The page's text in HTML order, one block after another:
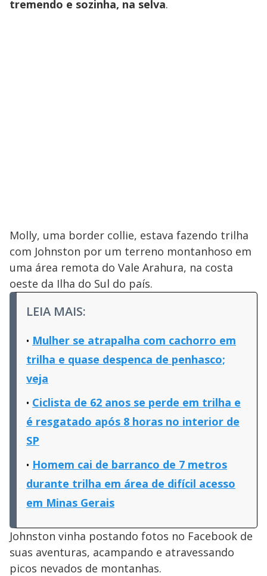
tremendo e sozinha, na selva.
Molly, uma border collie, estava fazendo trilha
com Johnston por um terreno montanhoso em
uma área remota do Vale Arahura, na costa
oeste da Ilha do Sul do país.
LEIA MAIS:
Mulher se atrapalha com cachorro em
trilha e quase despenca de penhasco;
veja
Ciclista de 62 anos se perde em trilha e
é resgatado após 8 horas no interior de
SP
Homem cai de barranco de 7 metros
durante trilha em área de difícil acesso
em Minas Gerais
Johnston vinha postando fotos no Facebook de
suas aventuras, acampando e atravessando
picos nevados de montanhas.